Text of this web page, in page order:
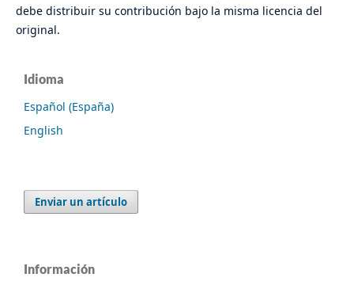
debe distribuir su contribución bajo la misma licencia del
original.
Idioma
Español (España)
English
Enviar un artículo
Información